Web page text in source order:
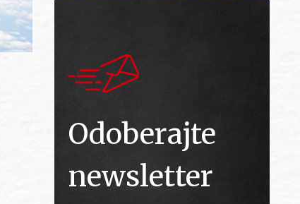
Odoberajte
newsletter